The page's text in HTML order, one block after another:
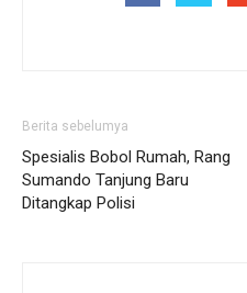
Berita sebelumya
Spesialis Bobol Rumah, Rang
Sumando Tanjung Baru
Ditangkap Polisi